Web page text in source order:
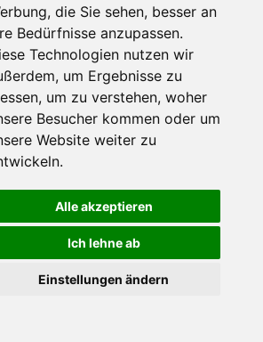
die Sie sehen, besser an
Bedürfnisse anzupassen.
Technologien nutzen wir
um Ergebnisse zu
um zu verstehen, woher
Besucher kommen oder um
Website weiter zu
Alle akzeptieren
Ich lehne ab
Einstellungen ändern
Apartments Egger
Madseit 686
A - 6293 Tux
7793
info@egger-tux.at
•Cookie Einstellungen
•Impressum